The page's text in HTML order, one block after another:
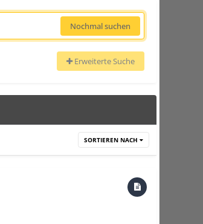
Nochmal suchen
Erweiterte Suche
SORTIEREN NACH